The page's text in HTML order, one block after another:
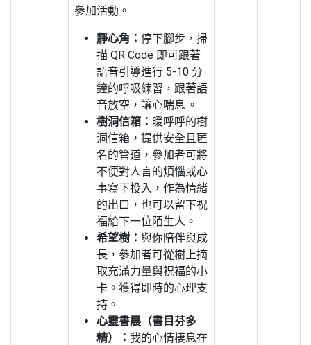
參加活動。
靜心角： 停下腳步，掃
描 QR Code 即可跟著
語音引導進行 5-10 分
鐘的呼吸練習，跟著語
音放空，讓心喘息 。
樹洞信箱： 暖呼呼的樹
洞信箱，提供安全且匿
名的管道，參加者可將
不便對人言的煩惱或心
事寫下投入，作為情緒
的出口，也可以留下祝
福給下一位陌生人。
希望樹： 與你陪伴與成
長，參加者可從樹上摘
取充滿力量與祝福的小
卡。獲得即時的心理支
持。
心靈書展（書目芬多
精）： 我的心情棲息在